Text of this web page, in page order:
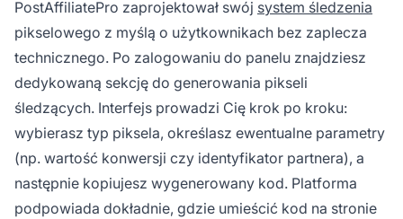
PostAffiliatePro zaprojektował swój system śledzenia
pikselowego z myślą o użytkownikach bez zaplecza
technicznego. Po zalogowaniu do panelu znajdziesz
dedykowaną sekcję do generowania pikseli
śledzących. Interfejs prowadzi Cię krok po kroku:
wybierasz typ piksela, określasz ewentualne parametry
(np. wartość konwersji czy identyfikator partnera), a
następnie kopiujesz wygenerowany kod. Platforma
podpowiada dokładnie, gdzie umieścić kod na stronie